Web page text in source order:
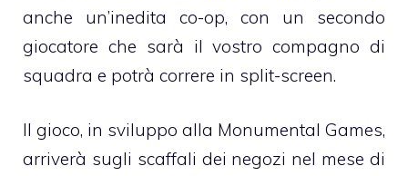
anche un’inedita co-op, con un secondo
giocatore che sarà il vostro compagno di
squadra e potrà correre in split-screen.
Il gioco, in sviluppo alla Monumental Games,
arriverà sugli scaffali dei negozi nel mese di